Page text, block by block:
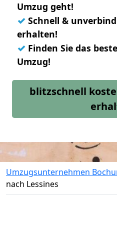
Umzug geht!
✓ Schnell &
erhalten!
✓ Finden Sie das
Umzug!
blitzschnell
Umzugsunternehmen
nach Lessines